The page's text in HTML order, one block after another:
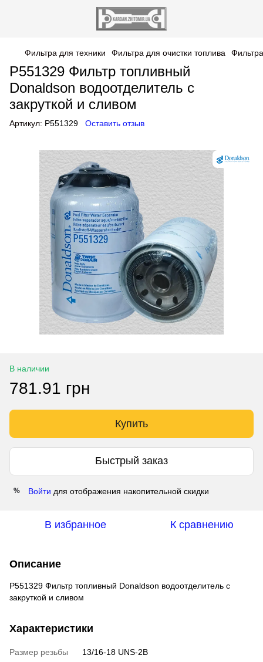
Фильтра для техники Фильтра для очистки топлива
P551329 Фильтр топливный
Donaldson водоотделитель с
закруткой и сливом
Артикул: P551329 Оставить отзыв
В наличии
781.91 грн
Купить
Быстрый заказ
% Войти для отображения накопительной скидки
В избранное К сравнению
Описание
P551329 Фильтр топливный Donaldson водоотделитель с
закруткой и сливом
Характеристики
Размер резьбы
13/16-18 UNS-2B